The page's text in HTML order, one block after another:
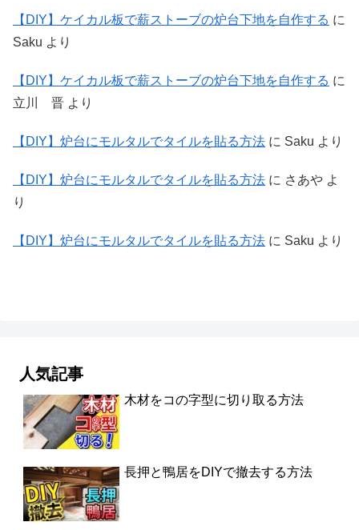
【DIY】ケイカル板で薪ストーブの炉台下地を自作する に
Saku より
【DIY】ケイカル板で薪ストーブの炉台下地を自作する に
立川 晋 より
【DIY】炉台にモルタルでタイルを貼る方法 に Saku より
【DIY】炉台にモルタルでタイルを貼る方法 に さあや よ
り
【DIY】炉台にモルタルでタイルを貼る方法 に Saku より
人気記事
木材をコの字型に切り取る方法
長押と鴨居をDIYで撤去する方法